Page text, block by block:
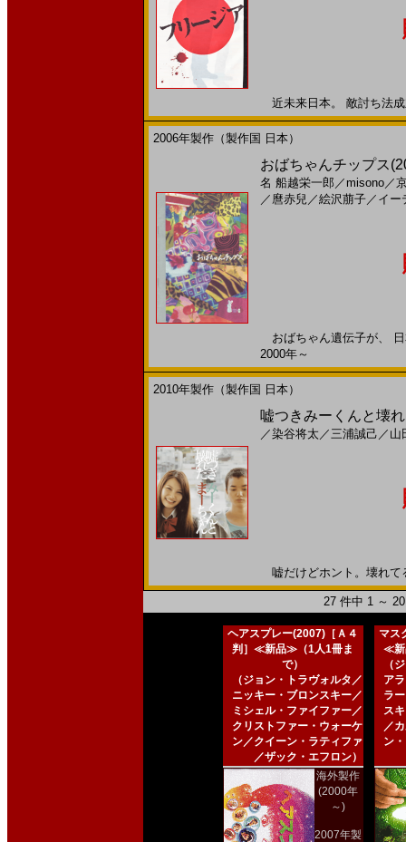
近未来日本。 敵討ち法
2006年製作（製作国 日本）
おばちゃんチップス
名 船越栄一郎 ／ misono／
／ 麿赤兒／絵沢萠子／ イー
おばちゃん遺伝子が、
2000年～
2010年製作（製作国 日本）
嘘つきみーくんと壊
／染谷将太 ／三浦誠己 ／ 山
嘘だけどホント。壊れ
27 件中 1 ～
ヘアスプレー(2007)［Ａ４
判］≪新品≫（1人1冊ま
で）
（ジョン・トラヴォルタ／
ニッキー・ブロンスキー／
ミシェル・ファイファー／
クリストファー・ウォーケ
ン／クイーン・ラティファ
／ザック・エフロン）
海外製作
(2000年
～)
2007年製
マス
≪新
（
ア
ラ
ス
／
ン